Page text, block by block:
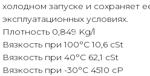
холодном запуске и сохраняет
эксплуатационных условиях.
Плотность 0,849 Kg/l
Вязкость при 100°С 10,6 cSt
Вязкость при 40°С 62,1 cSt
Вязкость при -30°С 4510 cP